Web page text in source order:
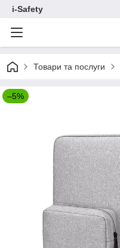
i-Safety
Товари та послуги
–5%